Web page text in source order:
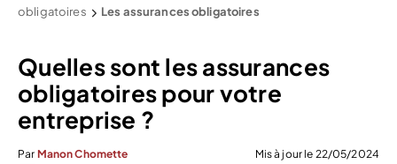
obligatoires
Les assurances obligatoires
Quelles sont les assurances
obligatoires pour votre
entreprise ?
Par Manon Chomette
Mis à jour le 22/05/2024